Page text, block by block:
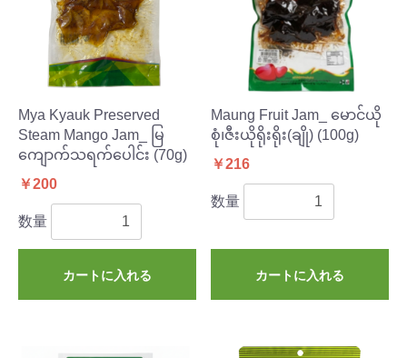
Mya Kyauk Preserved
Steam Mango Jam_ မြ
ကျောက်သရက်ပေါင်း (70g)
￥200
数量
カートに入れる
Maung Fruit Jam_ မောင်ယို
စုံ၊ဇီးယိုရိုးရိုး(ချို) (100g)
￥216
数量
カートに入れる